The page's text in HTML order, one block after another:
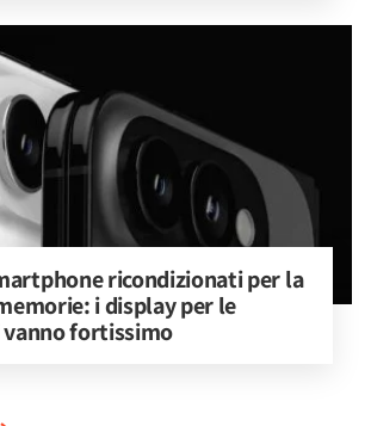
ricondizionati per la
i display per le
fortissimo